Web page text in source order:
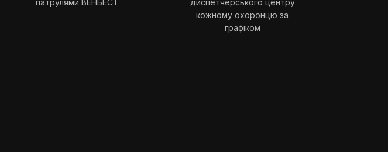
патрулями ВЕНБЕСТ
диспетчерського центру
кожному охоронцю за
графіком